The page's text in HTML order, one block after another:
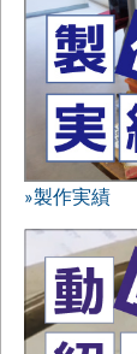
»製作実績